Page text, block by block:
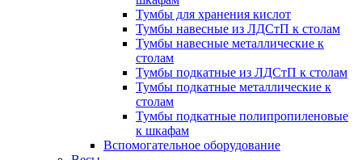
Тумбы для хранения кислот
Тумбы навесные из ЛДСтП к столам
Тумбы навесные металлические к
столам
Тумбы подкатные из ЛДСтП к столам
Тумбы подкатные металлические к
столам
Тумбы подкатные полипропиленовые
к шкафам
Вспомогательное оборудование